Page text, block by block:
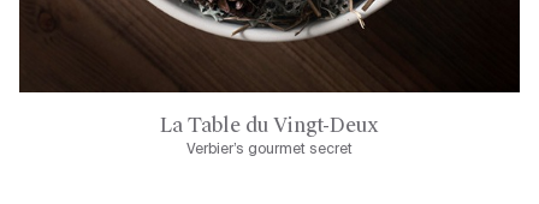
La Table du Vingt-Deux
Verbier’s gourmet secret